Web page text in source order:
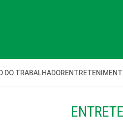
DO TRABALHADOR